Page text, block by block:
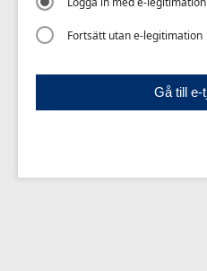
Fortsätt utan e-legitimation